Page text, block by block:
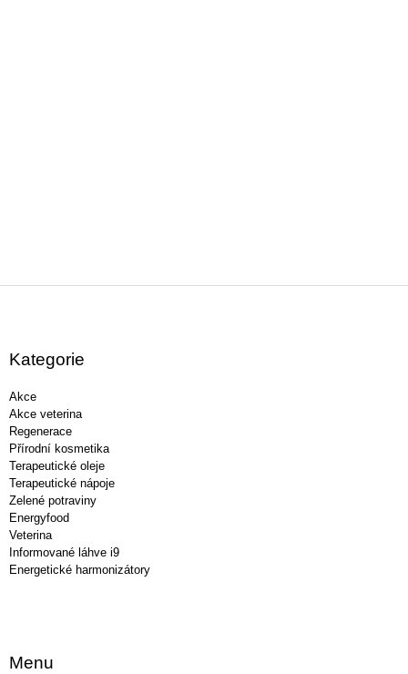
Kategorie
Akce
Akce veterina
Regenerace
Přírodní kosmetika
Terapeutické oleje
Terapeutické nápoje
Zelené potraviny
Energyfood
Veterina
Informované láhve i9
Energetické harmonizátory
Menu